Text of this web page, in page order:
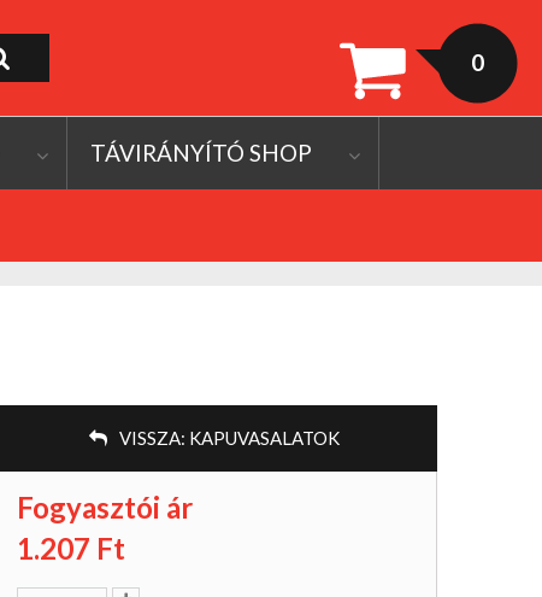
0
TÁVIRÁNYÍTÓ SHOP
VISSZA: KAPUVASALATOK
Fogyasztói ár
1.207 Ft